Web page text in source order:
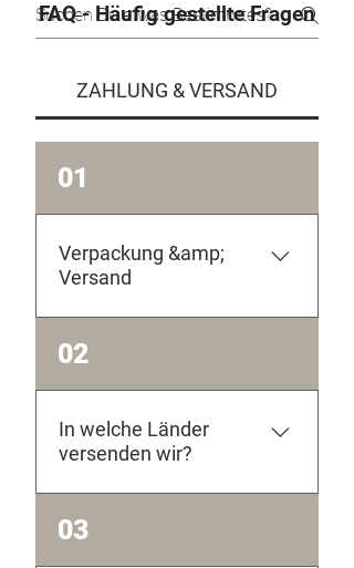
ZAHLUNG & VERSAND
01
Verpackung &amp;
Versand
Wir versenden innerhalb von 2-4
Werktagen, klimaneutral mit
DHL. Alle Verpackungen sind aus
recycelten oder
umweltschonenden Materialien.
pflanzen wir einen Baum.
02
In welche Länder
versenden wir?
Wir versenden gerne weltweit,
bitte beachtet aber evtl. höhere
03
FAQ - Häufig gestellte Fragen